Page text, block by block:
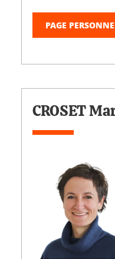
PAGE
CROSET